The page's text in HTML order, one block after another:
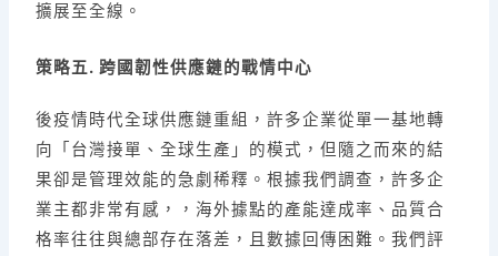
擴展至全線。
策略五. 跨國韌性供應鏈的戰情中心
後疫情時代全球供應鏈重組，許多企業從單一基地轉
向「台灣接單、全球生產」的模式，但隨之而來的結
果卻是管理效能的急劇稀釋。根據我們調查，許多企
業主都非常有感，，海外據點的產能達成率、品質合
格率往往與總部存在落差，且數據回傳困難。我們評